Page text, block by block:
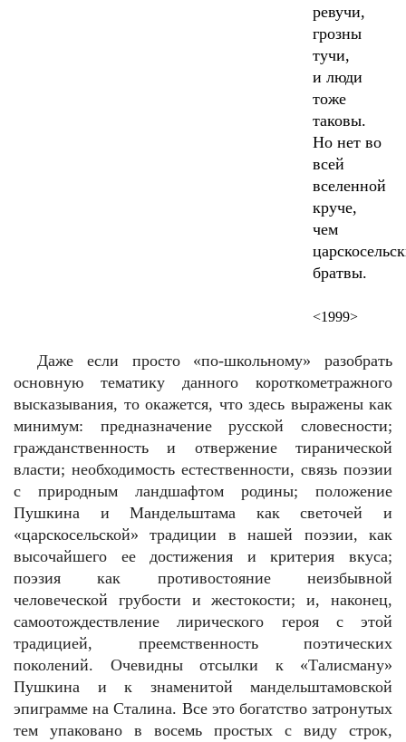
ревучи,
грозны
тучи,
и люди
тоже
таковы.
Но нет во
всей
вселенной
круче,
чем
братвы.
<1999>
Даже если просто «по-школьному» разобрать
основную тематику данного короткометражного
высказывания, то окажется, что здесь выражены как
минимум: предназначение русской словесности;
гражданственность и отвержение тиранической
власти; необходимость естественности, связь поэзии
с природным ландшафтом родины; положение
Пушкина и Мандельштама как светочей и
«царскосельской» традиции в нашей поэзии, как
высочайшего ее достижения и критерия вкуса;
поэзия как противостояние неизбывной
человеческой грубости и жестокости; и, наконец,
самоотождествление лирического героя с этой
традицией, преемственность поэтических
поколений. Очевидны отсылки к «Талисману»
Пушкина и к знаменитой мандельштамовской
эпиграмме на Сталина. Все это богатство затронутых
тем упаковано в восемь простых с виду строк,